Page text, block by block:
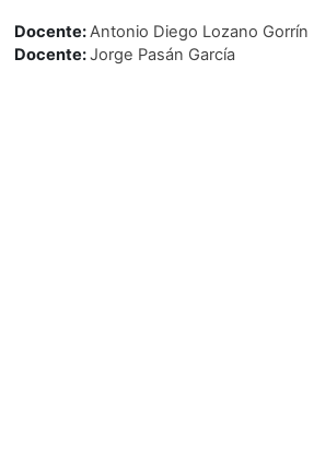
Docente:Antonio Diego Lozano Gorrín
Docente:Jorge Pasán García